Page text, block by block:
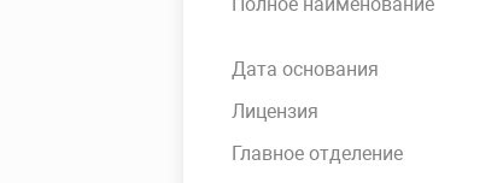
Дата основания
Лицензия
Главное отделение